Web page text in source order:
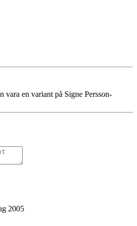
vara en variant på Signe Persson-
2005